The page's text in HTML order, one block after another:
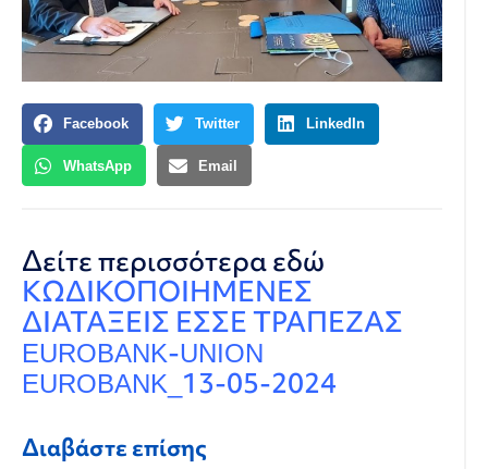
Facebook Twitter LinkedIn
WhatsApp Email
Δείτε περισσότερα εδώ
ΚΩΔΙΚΟΠΟΙΗΜΕΝΕΣ
ΔΙΑΤΑΞΕΙΣ ΕΣΣΕ ΤΡΑΠΕΖΑΣ
EUROBANK-UNION
EUROBANK_13-05-2024
Διαβάστε επίσης